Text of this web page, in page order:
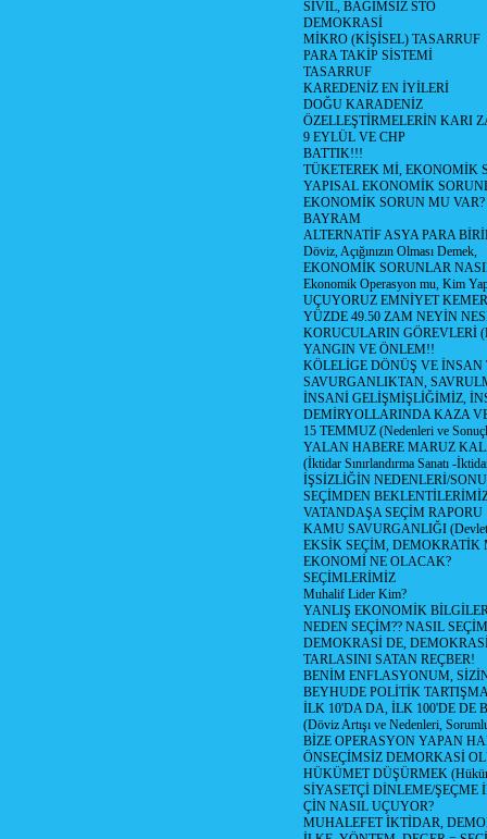
SİVİL, BAGIMSIZ STÖ
DEMOKRASİ
MİKRO (KİŞİSEL) TASARRUF
PARA TAKİP SİSTEMİ
TASARRUF
KAREDENİZ EN İYİLERİ
DOĞU KARADENİZ
ÖZELLEŞTİRMELERİN KARI
9 EYLÜL VE CHP
BATTIK!!!
TÜKETEREK Mİ, EKONOMİK
YAPISAL EKONOMİK
EKONOMİK SORUN MU VAR?
BAYRAM
ALTERNATİF ASYA PARA
Döviz, Açığınızın Olması Demek,
EKONOMİK SORUNLAR
Ekonomik Operasyon mu, Kim
UÇUYORUZ EMNİYET
YÜZDE 49.50 ZAM NEYİN
KORUCULARIN GÖREVLERİ
YANGIN VE ÖNLEM!!
KÖLELİGE DÖNÜŞ VE İNSAN
SAVURGANLIKTAN,
İNSANİ GELİŞMİŞLİĞİMİZ,
DEMİRYOLLARINDA KAZA
15 TEMMUZ (Nedenleri ve
YALAN HABERE MARUZ
(İktidar Sınırlandırma Sanatı -
İŞSİZLİĞİN NEDENLERİ/
SEÇİMDEN
VATANDAŞA SEÇİM RAPORU
KAMU SAVURGANLIĞI (Devlet
EKSİK SEÇİM, DEMOKRATİK
EKONOMİ NE OLACAK?
SEÇİMLERİMİZ
Muhalif Lider Kim?
YANLIŞ EKONOMİK
NEDEN SEÇİM?? NASIL
DEMOKRASİ DE,
TARLASINI SATAN REÇBER!
BENİM ENFLASYONUM,
BEYHUDE POLİTİK
İLK 10'DA DA, İLK 100'DE DE
(Döviz Artışı ve Nedenleri,
BİZE OPERASYON YAPAN
ÖNSEÇİMSİZ DEMORKASİ
HÜKÜMET DÜŞÜRMEK
SİYASETÇİ DİNLEME/ŞEÇME
ÇİN NASIL UÇUYOR?
MUHALEFET İKTİDAR,